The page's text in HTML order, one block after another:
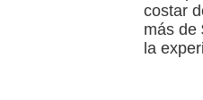
costar
más de
la